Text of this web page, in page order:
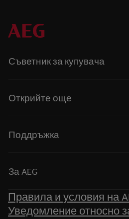
Съветник за купувача
Открийте още
Поддръжка
За AEG
Правила и условия на
Уведомление относно